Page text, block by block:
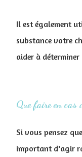
Il est également
substance votre
aider à
Que faire en cas
Si vous pensez
important d'agir